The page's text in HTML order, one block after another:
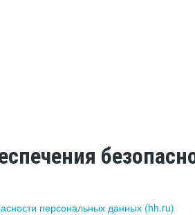
персональных данных (hh.ru)